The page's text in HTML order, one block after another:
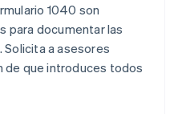
1040 son
para documentar las
a asesores
de que introduces todos